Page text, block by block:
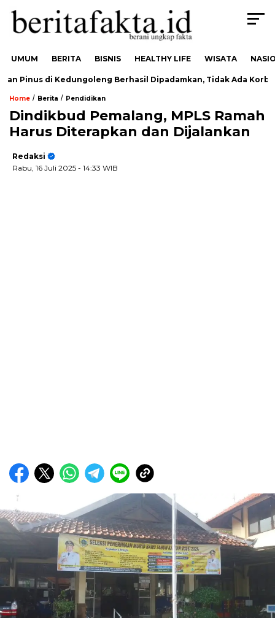
UMUM BERITA BISNIS HEALTHY LIFE WISATA
Pinus di Kedungoleng Berhasil Dipadamkan, Tidak Ada Korban
Home / Berita / Pendidikan
Dindikbud Pemalang, MPLS Ramah
Harus Diterapkan dan Dijalankan
Redaksi
Rabu, 16 Juli 2025 - 14:33 WIB